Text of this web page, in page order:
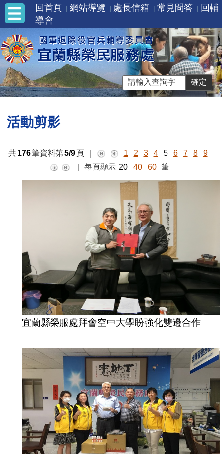
回首頁 網站導覽 處長信箱 常見問答
回輔
導會
活動剪影
共 176筆資料第5/9 頁 1 2 3 4 5 6 7 8
9
每頁顯示 20 40 60 筆
宜蘭縣榮服處拜會空中大學盼強化雙邊合作